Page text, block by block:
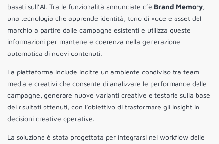
basati sull’AI. Tra le funzionalità annunciate c’è Brand Memory,
una tecnologia che apprende identità, tono di voce e asset del
marchio a partire dalle campagne esistenti e utilizza queste
informazioni per mantenere coerenza nella generazione
automatica di nuovi contenuti.
La piattaforma include inoltre un ambiente condiviso tra team
media e creativi che consente di analizzare le performance delle
campagne, generare nuove varianti creative e testarle sulla base
dei risultati ottenuti, con l’obiettivo di trasformare gli insight in
decisioni creative operative.
La soluzione è stata progettata per integrarsi nei workflow delle